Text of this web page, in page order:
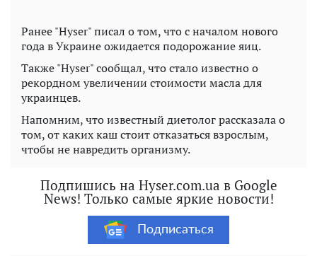
Ранее "Hyser" писал о том, что с началом нового
года в Украине ожидается подорожание яиц.
Также "Hyser" сообщал, что стало известно о
рекордном увеличении стоимости масла для
украинцев.
Напомним, что известный диетолог рассказала о
том, от каких каш стоит отказаться взрослым,
чтобы не навредить организму.
Подпишись на Hyser.com.ua в Google
News! Только самые яркие новости!
Подписаться